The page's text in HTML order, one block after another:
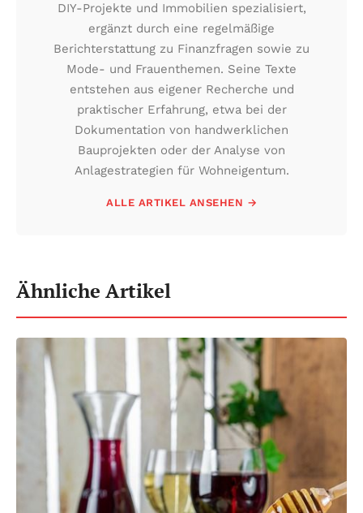
DIY-Projekte und Immobilien spezialisiert,
ergänzt durch eine regelmäßige
Berichterstattung zu Finanzfragen sowie zu
Mode- und Frauenthemen. Seine Texte
entstehen aus eigener Recherche und
praktischer Erfahrung, etwa bei der
Dokumentation von handwerklichen
Bauprojekten oder der Analyse von
Anlagestrategien für Wohneigentum.
ALLE ARTIKEL ANSEHEN →
Ähnliche Artikel